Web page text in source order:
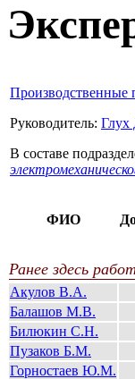
Производственные
Руководитель: Глух
В составе
ФИО
Ранее здесь
Акулов В.А.
Балашов М.В.
Билюкин С.Н.
Пузаков Б.М.
Горностаев Ю.М.